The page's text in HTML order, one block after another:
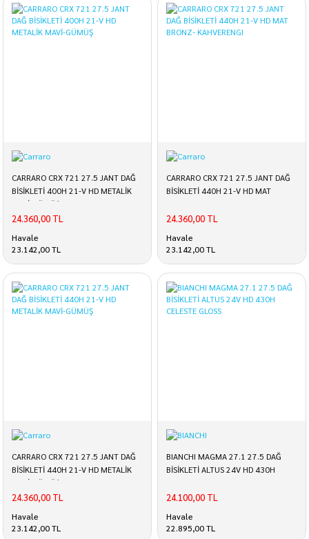
CARRARO CRX 721 27.5 JANT DAĞ
BİSİKLETİ 400H 21-V HD METALİK
MAVİ-GÜMÜŞ
24.360,00 TL
Havale
23.142,00 TL
CARRARO CRX 721 27.5 JANT DAĞ
BİSİKLETİ 440H 21-V HD MAT
24.360,00 TL
Havale
23.142,00 TL
CARRARO CRX 721 27.5 JANT DAĞ
BİSİKLETİ 440H 21-V HD METALİK
MAVİ-GÜMÜŞ
24.360,00 TL
Havale
23.142,00 TL
BIANCHI MAGMA 27.1 27.5 DAĞ
BİSİKLETİ ALTUS 24V HD 430H
24.100,00 TL
Havale
22.895,00 TL